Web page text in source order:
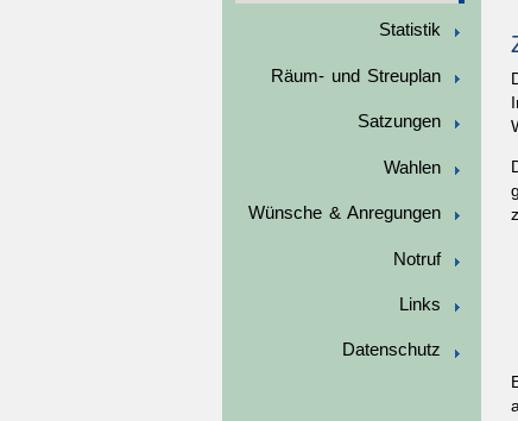
Statistik
Räum- und Streuplan
Satzungen
Wahlen
Wünsche & Anregungen
Notruf
Links
Datenschutz